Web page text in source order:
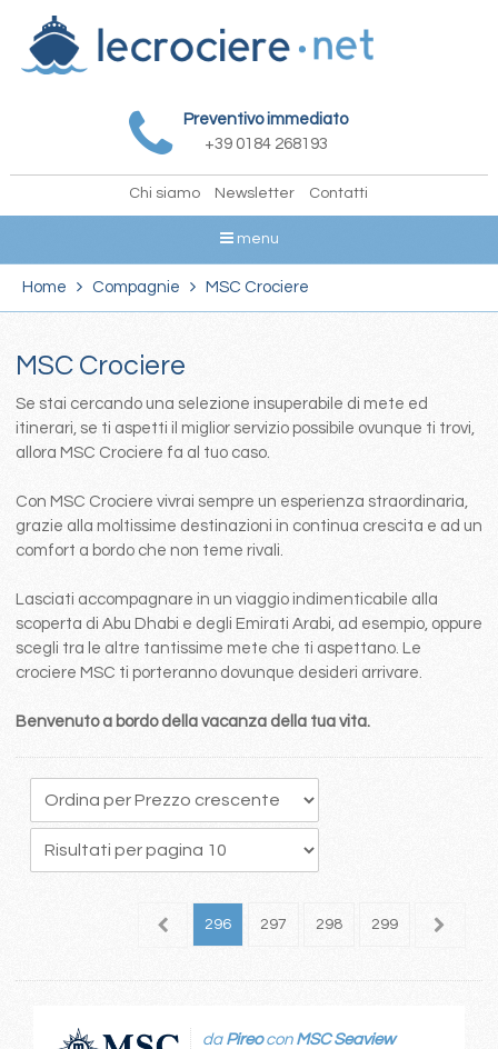
Preventivo immediato
+39 0184 268193
Chi siamo Newsletter Contatti
menu
Home Compagnie MSC Crociere
MSC Crociere
Se stai cercando una selezione insuperabile di mete ed
itinerari, se ti aspetti il miglior servizio possibile ovunque ti trovi,
allora MSC Crociere fa al tuo caso.
Con MSC Crociere vivrai sempre un esperienza straordinaria,
grazie alla moltissime destinazioni in continua crescita e ad un
comfort a bordo che non teme rivali.
Lasciati accompagnare in un viaggio indimenticabile alla
scoperta di Abu Dhabi e degli Emirati Arabi, ad esempio, oppure
scegli tra le altre tantissime mete che ti aspettano. Le
crociere MSC ti porteranno dovunque desideri arrivare.
Benvenuto a bordo della vacanza della tua vita.
295 296 297 298 299 300
da Pireocon MSC Seaview